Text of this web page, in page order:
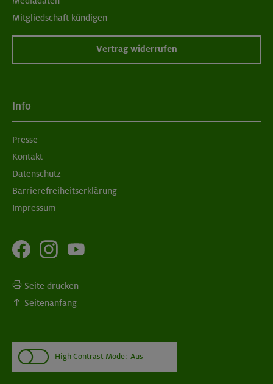
Mitgliedschaft kündigen
Vertrag widerrufen
Info
Presse
Kontakt
Datenschutz
Barrierefreiheitserklärung
Impressum
Seite drucken
Seitenanfang
High Contrast Mode: Aus